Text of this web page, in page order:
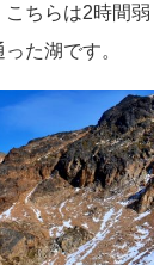
ちらは2時間弱
た湖です。